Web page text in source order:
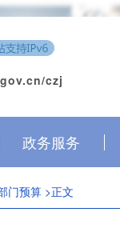
czj
政务服务
门预算 >正文